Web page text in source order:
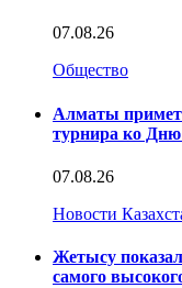
07.08.26
Общество
Алматы
турнира ко Дню
07.08.26
Новости
Жетысу
самого